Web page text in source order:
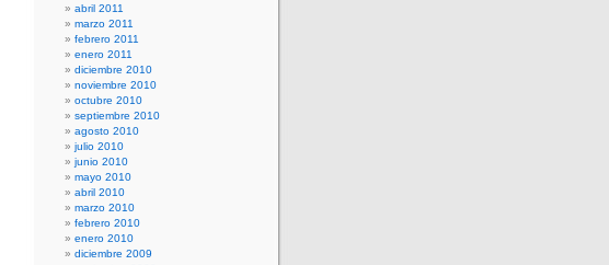
abril 2011
marzo 2011
febrero 2011
enero 2011
diciembre 2010
noviembre 2010
octubre 2010
septiembre 2010
agosto 2010
julio 2010
junio 2010
mayo 2010
abril 2010
marzo 2010
febrero 2010
enero 2010
diciembre 2009